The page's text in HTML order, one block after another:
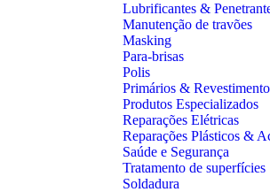
Lubrificantes &
Manutenção de travões
Masking
Para-brisas
Polis
Primários &
Produtos Especializados
Reparações Elétricas
Reparações Plásticos &
Saúde e Segurança
Tratamento de superfícies
Soldadura